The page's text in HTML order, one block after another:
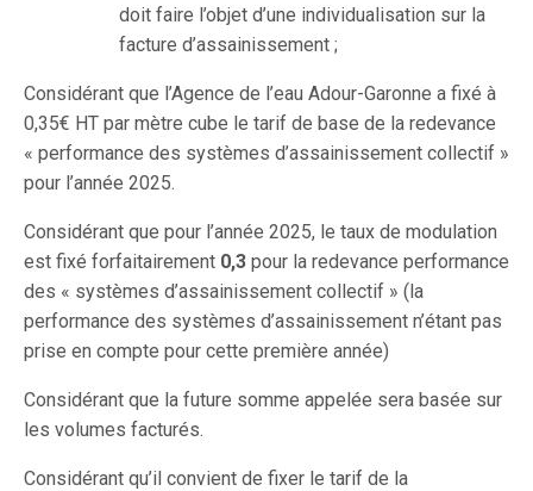
doit faire l’objet d’une individualisation sur la
facture d’assainissement ;
Considérant que l’Agence de l’eau Adour-Garonne a fixé à
0,35€ HT par mètre cube le tarif de base de la redevance
« performance des systèmes d’assainissement collectif »
pour l’année 2025.
Considérant que pour l’année 2025, le taux de modulation
est fixé forfaitairement 0,3 pour la redevance performance
des « systèmes d’assainissement collectif » (la
performance des systèmes d’assainissement n’étant pas
prise en compte pour cette première année)
Considérant que la future somme appelée sera basée sur
les volumes facturés.
Considérant qu’il convient de fixer le tarif de la